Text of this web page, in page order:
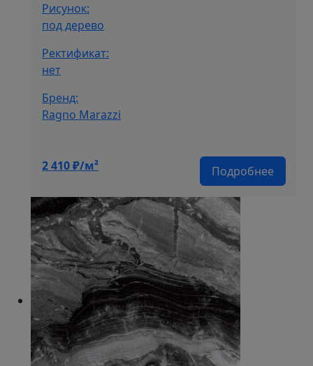
Рисунок:
под дерево
Ректификат:
нет
Бренд:
Ragno Marazzi
Подробнее
2 410₽/м²